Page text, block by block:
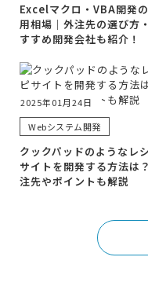
Excelマクロ・VBA開発
用相場｜外注先の選び方
すすめ開発会社も紹介！
2025年01月24日
Webシステム開発
クックパッドのようなレ
サイトを開発する方法は
注先やポイントも解説